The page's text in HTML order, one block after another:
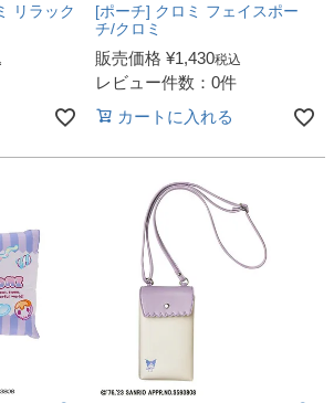
リラック
[ポーチ] クロミ フェイスポー
チ/クロミ
販売価格 ¥1,430税込
レビュー件数：0件
カートに入れる